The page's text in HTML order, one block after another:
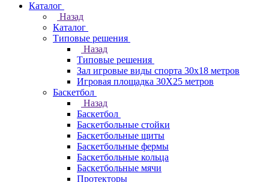
Каталог
Назад
Каталог
Типовые решения
Назад
Типовые решения
Зал игровые виды спорта 30x18 метров
Игровая площадка 30Х25 метров
Баскетбол
Назад
Баскетбол
Баскетбольные стойки
Баскетбольные щиты
Баскетбольные фермы
Баскетбольные кольца
Баскетбольные мячи
Протекторы